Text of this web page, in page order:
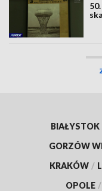
BIAŁYSTOK
GORZÓW
KRAKÓW /
OPOLE /